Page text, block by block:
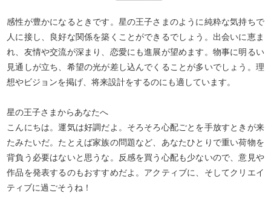
感性が豊かになるときです。星の王子さまのように純粋な気持ちで
人に接し、良好な関係を築くことができるでしょう。出会いに恵ま
れ、友情や交流が深まり、恋愛にも進展が望めます。物事に明るい
見通しが立ち、希望の光が差し込んでくることが多いでしょう。理
想やビジョンを掲げ、将来設計をするのにも適しています。
星の王子さまからあなたへ
こんにちは。運気は好調だよ。そろそろ心配ごとを手放すときが来
たみたいだ。たとえば家族の問題など、あなたひとりで重い荷物を
背負う必要はないと思うな。反感を買う心配も少ないので、意見や
作品を発表するのもおすすめだよ。アクティブに、そしてクリエイ
ティブに過ごそうね！